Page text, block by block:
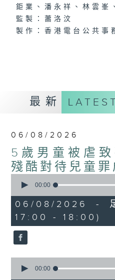
鉅業、潘永祥、林雲峯
監製：蕭洛汶
製作：香港電台公共事
香港電台公共事
讚好Like「
RTHK
Facebook專頁
最新 LATEST
06/08/2026
5歲男童被虐
殘酷對待兒童
seconds
48
minutes,
53
seconds
00:00
06/08/2026 -
17:00 - 18:00)
seconds
00:00